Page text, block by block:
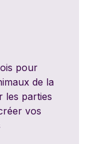
pour
de la
les parties
vos